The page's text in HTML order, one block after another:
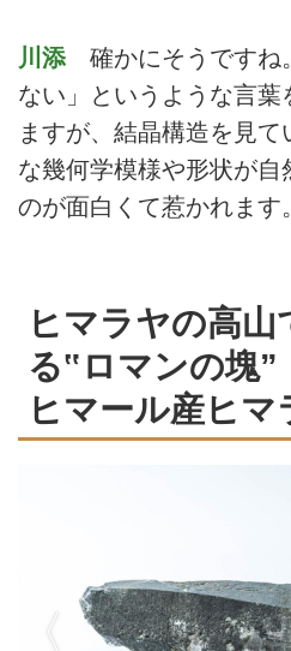
川添 確かにそうですね
ない」というような言葉
ますが、結晶構造を見
な幾何学模様や形状が自
のが面白くて惹かれます。
ヒマラヤの高山
る‟ロマンの塊”
ヒマール産ヒマ